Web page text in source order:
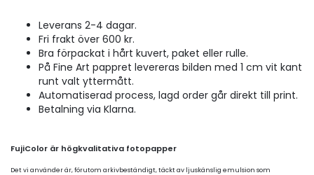
Leverans 2-4 dagar.
Fri frakt över 600 kr.
Bra förpackat i hårt kuvert, paket eller rulle.
På Fine Art pappret levereras bilden med 1 cm vit kant
runt valt yttermått.
Automatiserad process, lagd order går direkt till print.
Betalning via Klarna.
FujiColor är högkvalitativa fotopapper
Det vi använder är, förutom arkivbeständigt, täckt av ljuskänslig emulsion som